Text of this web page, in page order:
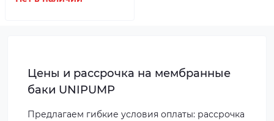
Цены и рассрочка на мембранные
баки UNIPUMP
Предлагаем гибкие условия оплаты: рассрочка